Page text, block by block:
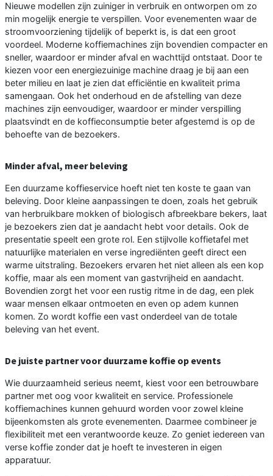
Nieuwe modellen zijn zuiniger in verbruik en ontworpen om zo
min mogelijk energie te verspillen. Voor evenementen waar de
stroomvoorziening tijdelijk of beperkt is, is dat een groot
voordeel. Moderne koffiemachines zijn bovendien compacter en
sneller, waardoor er minder afval en wachttijd ontstaat. Door te
kiezen voor een energiezuinige machine draag je bij aan een
beter milieu en laat je zien dat efficiëntie en kwaliteit prima
samengaan. Ook het onderhoud en de afstelling van deze
machines zijn eenvoudiger, waardoor er minder verspilling
plaatsvindt en de koffieconsumptie beter afgestemd is op de
behoefte van de bezoekers.
Minder afval, meer beleving
Een duurzame koffieservice hoeft niet ten koste te gaan van
beleving. Door kleine aanpassingen te doen, zoals het gebruik
van herbruikbare mokken of biologisch afbreekbare bekers, laat
je bezoekers zien dat je aandacht hebt voor details. Ook de
presentatie speelt een grote rol. Een stijlvolle koffietafel met
natuurlijke materialen en verse ingrediënten geeft direct een
warme uitstraling. Bezoekers ervaren het niet alleen als een kop
koffie, maar als een moment van gastvrijheid en aandacht.
Bovendien zorgt het voor een rustig ritme in de dag, een plek
waar mensen elkaar ontmoeten en even op adem kunnen
komen. Zo wordt koffie een vast onderdeel van de totale
beleving van het event.
De juiste partner voor duurzame koffie op events
Wie duurzaamheid serieus neemt, kiest voor een betrouwbare
partner met oog voor kwaliteit en service. Professionele
koffiemachines kunnen gehuurd worden voor zowel kleine
bijeenkomsten als grote evenementen. Daarmee combineer je
flexibiliteit met een verantwoorde keuze. Zo geniet iedereen van
verse koffie zonder dat je hoeft te investeren in eigen
apparatuur.